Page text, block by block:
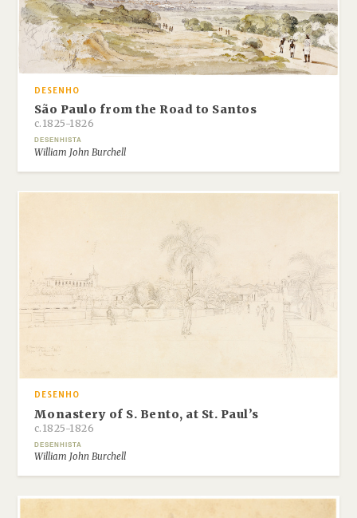
DESENHO
São Paulo from the Road to Santos
c.1825-1826
DESENHISTA
William John Burchell
DESENHO
Monastery of S. Bento, at St. Paul’s
c.1825-1826
DESENHISTA
William John Burchell